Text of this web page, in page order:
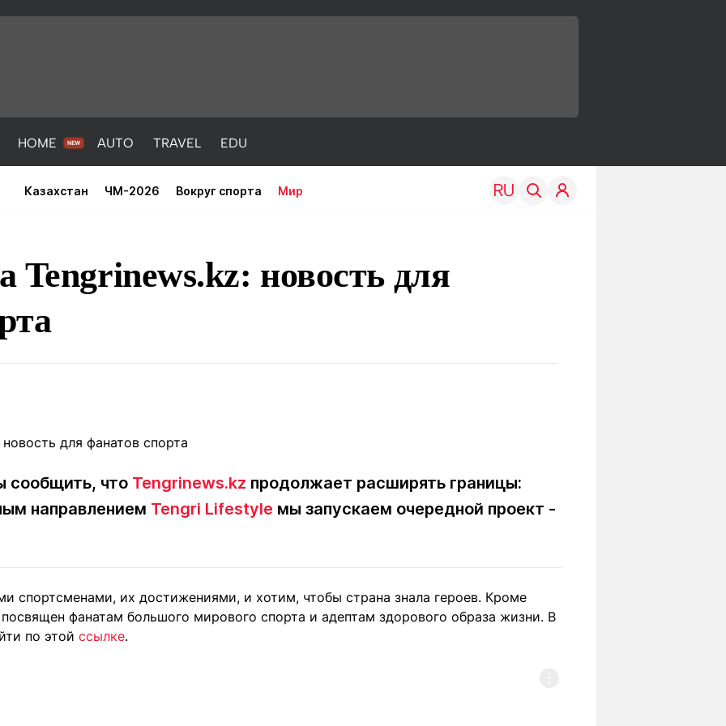
HOME AUTO TRAVEL EDU
Казахстан ЧМ-2026 Вокруг спорта Мир
(700) 3 888 188
Мы в социальных сетях
Tengrinews.kz: новость для
сообщить, что Tengrinews.kz продолжает расширять границы:
направлением Tengri Lifestyle мы запускаем очередной проект -
спортсменами, их достижениями, и хотим, чтобы страна знала героев. Кроме
фанатам большого мирового спорта и адептам здорового образа жизни. В
по этой ссылке.